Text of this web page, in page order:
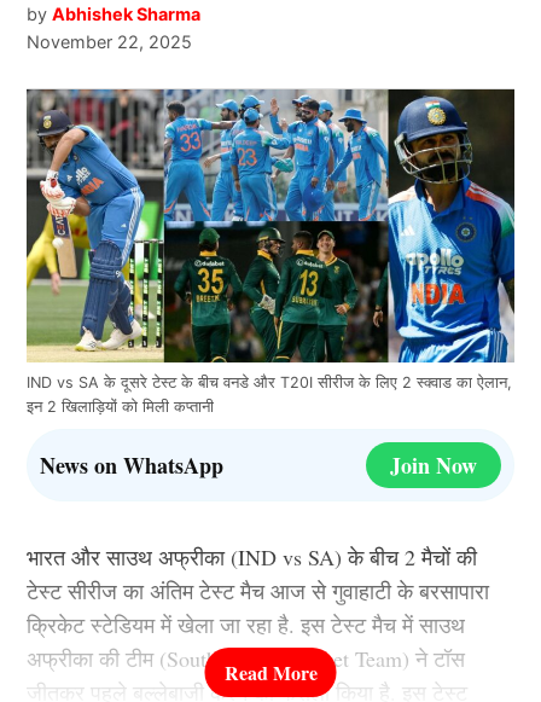
by Abhishek Sharma
November 22, 2025
IND vs SA के दूसरे टेस्ट के बीच वनडे और T20I सीरीज के लिए 2 स्क्वाड का ऐलान,
इन 2 खिलाड़ियों को मिली कप्तानी
News on WhatsApp Join Now
भारत और साउथ अफ्रीका (IND vs SA) के बीच 2 मैचों की
टेस्ट सीरीज का अंतिम टेस्ट मैच आज से गुवाहाटी के बरसापारा
क्रिकेट स्टेडियम में खेला जा रहा है. इस टेस्ट मैच में साउथ
अफ्रीका की टीम (South Africa Cricket Team) ने टॉस
जीतकर पहले बल्लेबाजी करने का फैसला किया है. इस टेस्ट